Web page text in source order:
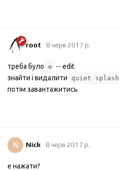
root 8 черв 2017 р.
треба було е
-- edit
знайти i видалити
quiet splash
потiм завантажитись
N Nick 8 черв 2017 р.
e нажати?